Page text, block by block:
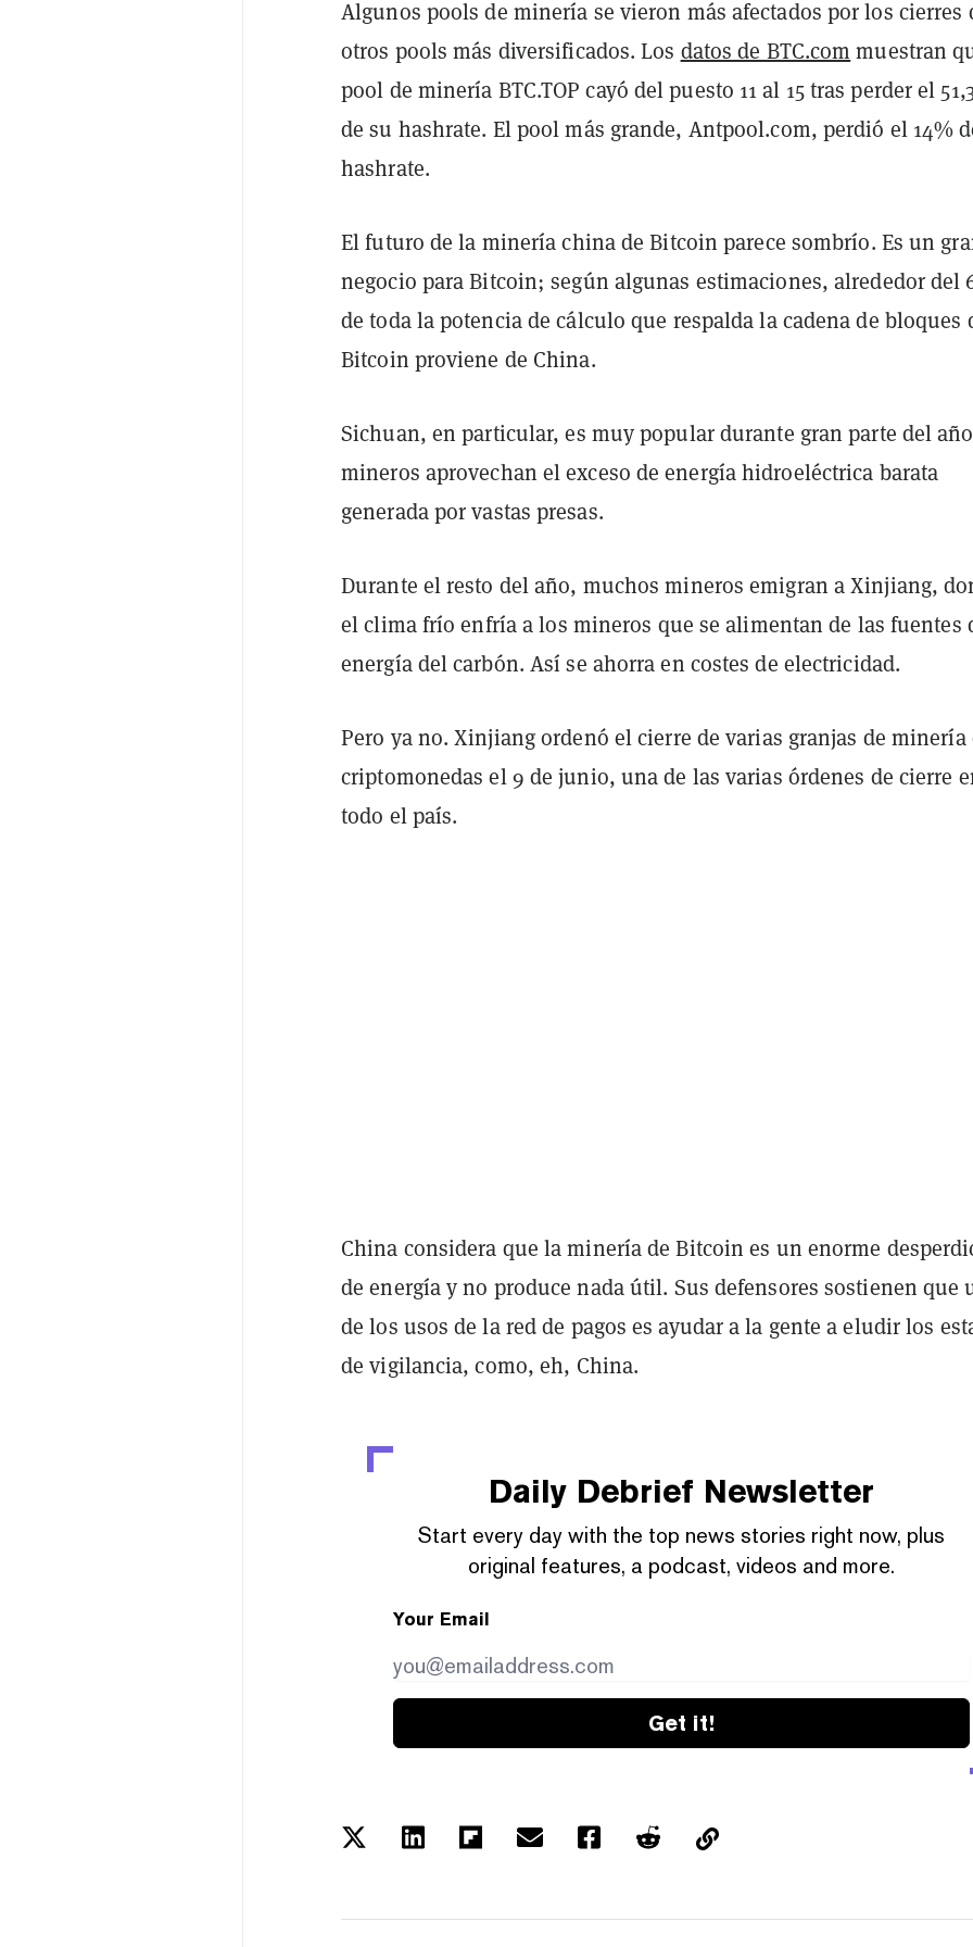
Algunos pools de minería se vieron más afectados por los cierres
otros pools más diversificados. Los datos de BTC.com muestran
pool de minería BTC.TOP cayó del puesto 11 al 15 tras perder el
de su hashrate. El pool más grande, Antpool.com, perdió el 14%
hashrate.
El futuro de la minería china de Bitcoin parece sombrío. Es un
negocio para Bitcoin; según algunas estimaciones, alrededor del
de toda la potencia de cálculo que respalda la cadena de bloques
Bitcoin proviene de China.
Sichuan, en particular, es muy popular durante gran parte del
mineros aprovechan el exceso de energía hidroeléctrica barata
generada por vastas presas.
Durante el resto del año, muchos mineros emigran a Xinjiang,
el clima frío enfría a los mineros que se alimentan de las fuentes
energía del carbón. Así se ahorra en costes de electricidad.
Pero ya no. Xinjiang ordenó el cierre de varias granjas de minería
criptomonedas el 9 de junio, una de las varias órdenes de cierre
todo el país.
China considera que la minería de Bitcoin es un enorme
de energía y no produce nada útil. Sus defensores sostienen que
de los usos de la red de pagos es ayudar a la gente a eludir los
de vigilancia, como, eh, China.
Daily Debrief Newsletter
Start every day with the top news stories right now, plus
original features, a podcast, videos and more.
Your Email
Get it!